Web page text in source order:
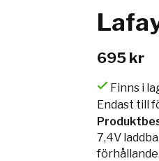
695 kr
Finns i
Endast till
7,4V
förhållande.